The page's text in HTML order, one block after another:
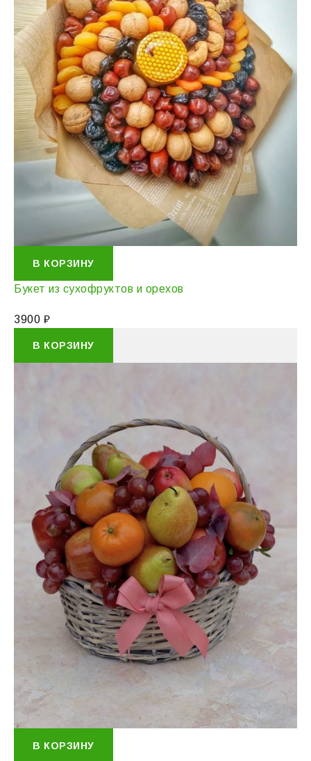
В КОРЗИНУ
Букет из сухофруктов и орехов
3900 ₽
В КОРЗИНУ
В КОРЗИНУ